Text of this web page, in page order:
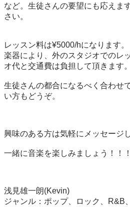
など。生徒さんの要望にも応えま
さい。
レッスン料は¥5000/hになります。
楽器により、外のスタジオでのレ
オ代と交通費は負担して頂きます。
生徒さんの都合になるべく合わせ
い方もどうぞ。
興味のある方は気軽にメッセージ
一緒に音楽を楽しみましょう！！！
浅見雄一朗(Kevin)
ジャンル：ポップ、ロック、R&B